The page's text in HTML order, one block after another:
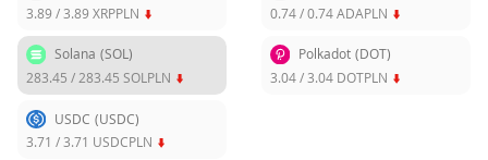
3.89 / 3.89 XRPPLN
0.74/0.74ADAPLN
Solana (SOL)
283.45 / 283.45 SOLPLN
Polkadot (DOT)
3.04/ 3.04 DOTPLN
USDC (USDC)
3.71 / 3.71 USDCPLN